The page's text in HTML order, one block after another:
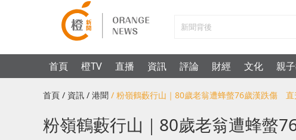
首頁 橙TV 直播 資訊 評論 財經 文化 親
首頁 / 資訊 / 港聞 / 粉嶺鶴藪行山｜80歲老翁遭蜂螫76歲漢跌傷 直
粉嶺鶴藪行山｜80歲老翁遭蜂螫